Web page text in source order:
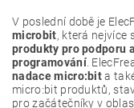
V poslední době je
microbit, která nejvíce
produkty pro podporu
programování.
nadace micro:bita
micro:bit produktů,
pro začátečníky v